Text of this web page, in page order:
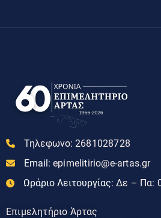
Τηλεφωνο: 2681028728
Email: epimelitirio@e-artas.gr
Ωράριο Λειτουργίας: Δε – Πα:
Επιμελητήριο Άρτας